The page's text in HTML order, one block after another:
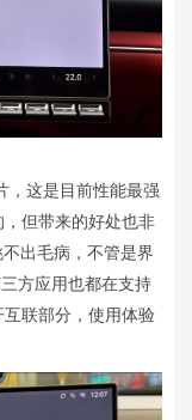
，这是目前性能最强
但带来的好处也非
出毛病，不管是界
方应用也都在支持
联部分，使用体验